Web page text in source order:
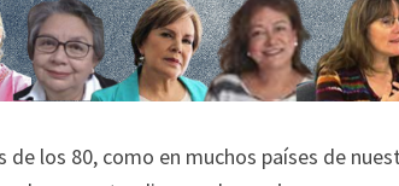
de los 80, como en muchos países de